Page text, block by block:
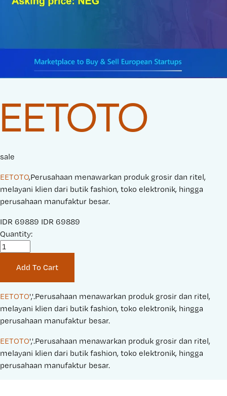
EETOTO
sale
EETOTO,Perusahaan menawarkan produk grosir dan ritel,
melayani klien dari butik fashion, toko elektronik, hingga
perusahaan manufaktur besar.
S
a
r
i
c
e
IDR 69889 O
n
a
l
P
i
c
e
IDR 69889
Quantity:
Add To Cart
EETOTO','.Perusahaan menawarkan produk grosir dan ritel,
melayani klien dari butik fashion, toko elektronik, hingga
perusahaan manufaktur besar.
EETOTO','.Perusahaan menawarkan produk grosir dan ritel,
melayani klien dari butik fashion, toko elektronik, hingga
perusahaan manufaktur besar.